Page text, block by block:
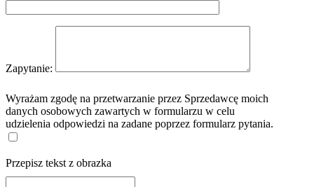
Zapytanie:
Wyrażam zgodę na przetwarzanie przez Sprzedawcę moich
danych osobowych zawartych w formularzu w celu
udzielenia odpowiedzi na zadane poprzez formularz pytania.
Przepisz tekst z obrazka